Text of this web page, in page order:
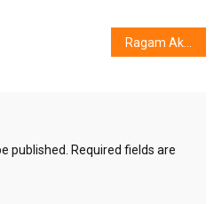
Ragam Akibat Ditimbulkan, “Jangan Tunggu Sampai Sakit Gigi”
published.
Required fields are